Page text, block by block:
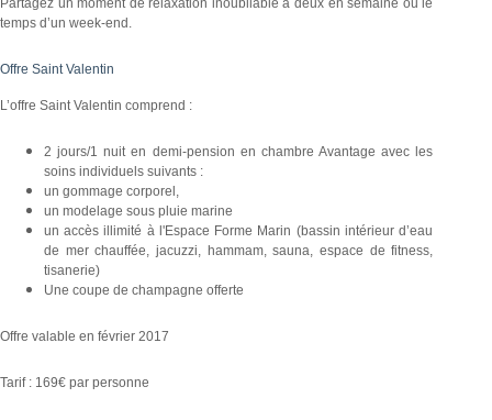
Partagez un moment de relaxation inoubliable à deux en semaine ou le
temps d’un week-end.
Offre Saint Valentin
L’offre Saint Valentin comprend :
2 jours/1 nuit en demi-pension en chambre Avantage avec les
soins individuels suivants :
un gommage corporel,
un modelage sous pluie marine
un accès illimité à l'Espace Forme Marin (bassin intérieur d’eau
de mer chauffée, jacuzzi, hammam, sauna, espace de fitness,
tisanerie)
Une coupe de champagne offerte
Offre valable en février 2017
Tarif : 169€ par personne